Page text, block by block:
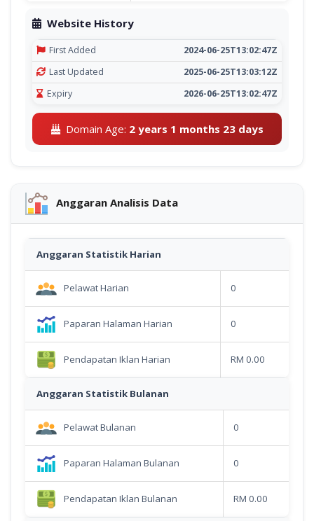
Website History
First Added
2024-06-25T13:02:47Z
Last Updated
2025-06-25T13:03:12Z
Expiry
2026-06-25T13:02:47Z
Domain Age: 2 years 1 months 23 days
Anggaran Analisis Data
Anggaran Statistik Harian
Pelawat Harian 0
Paparan Halaman Harian 0
Pendapatan Iklan Harian RM 0.00
Anggaran Statistik Bulanan
Pelawat Bulanan 0
Paparan Halaman Bulanan 0
Pendapatan Iklan Bulanan RM 0.00